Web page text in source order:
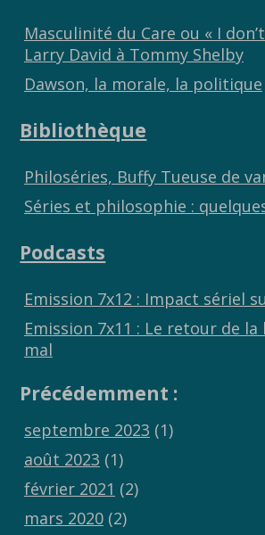
Masculinité du Care ou « I
Larry David à Tommy Shelby
Dawson, la morale, la politique
Bibliothèque
Philoséries, Buffy Tueuse de
Séries et philosophie :
Podcasts
Emission 7x12 : Impact sériel
Emission 7x11 : Le retour de
mal
Précédemment :
septembre 2023 (1)
août 2023 (1)
février 2021 (2)
mars 2020(2)